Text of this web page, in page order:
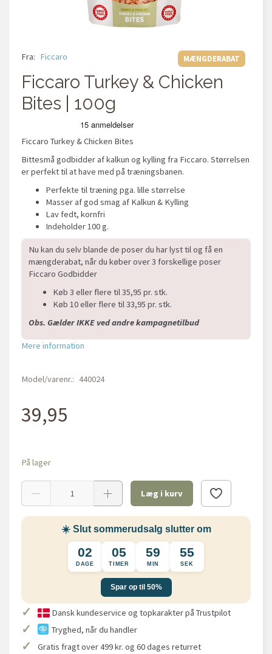
MÆNGDERABAT
Fra: Ficcaro
Ficcaro Turkey & Chicken
Bites | 100g
Ficcaro Turkey & Chicken Bites
Bittesmå godbidder af kalkun og kylling fra Ficcaro. Størrelsen
er perfekt til at have med på træningsbanen.
Perfekte til træning pga. lille størrelse
Masser af god smag af Kalkun & Kylling
Lav fedt, kornfri
Indeholder 100 g.
Nu kan du selv blande de poser du har lyst til og få en
mængderabat, når du køber over 3 forskellige poser
Ficcaro Godbidder
Køb 3 eller flere til 35,95 pr. stk.
Køb 10 eller flere til 33,95 pr. stk.
Obs. Gælder IKKE ved andre kampagnetilbud
Mere information
Model/varenr.: 440024
39,95
På lager
Læg i kurv
☀️ Slut sommerudsalg slutter om
02
DAGE
05
TIMER
59
MIN
55
SEK
Spar op til 50%
✓ Dansk kundeservice og topkarakter på Trustpilot
✓ Tryghed, når du handler
✓ Gratis fragt over 499 kr. og 60 dages returret